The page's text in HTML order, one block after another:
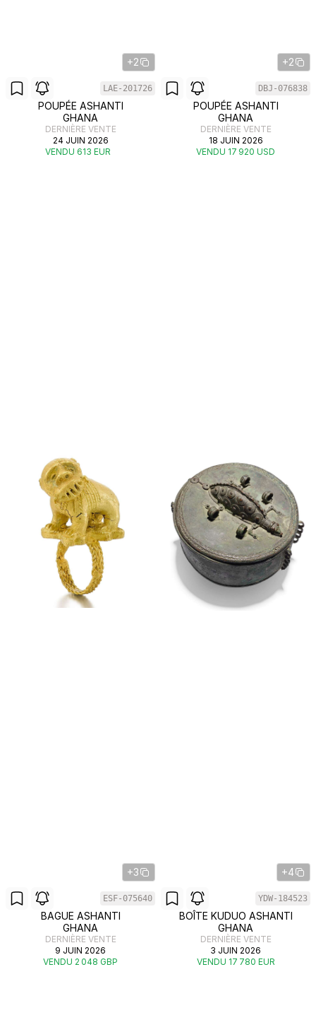
+2
LAE-201726
POUPÉE ASHANTI
GHANA
DERNIÈRE VENTE
24 JUIN 2026
VENDU 613 EUR
+2
DBJ-076838
POUPÉE ASHANTI
GHANA
DERNIÈRE VENTE
18 JUIN 2026
VENDU 17 920 USD
+3
ESF-075640
BAGUE ASHANTI
GHANA
DERNIÈRE VENTE
9 JUIN 2026
VENDU 2 048 GBP
+4
YDW-184523
BOÎTE KUDUO ASHANTI
GHANA
DERNIÈRE VENTE
3 JUIN 2026
VENDU 17 780 EUR